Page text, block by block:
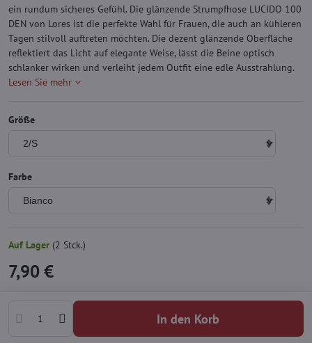
ein rundum sicheres Gefühl. Die glänzende Strumpfhose LUCIDO 100
DEN von Lores ist die perfekte Wahl für Frauen, die auch an kühleren
Tagen stilvoll auftreten möchten. Die dezent glänzende Oberfläche
reflektiert das Licht auf elegante Weise, lässt die Beine optisch
schlanker wirken und verleiht jedem Outfit eine edle Ausstrahlung.
Lesen Sie mehr
Größe
Farbe
Auf Lager (2 Stck.)
7,90 €
In den Korb